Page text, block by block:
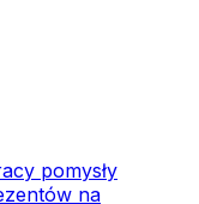
pomysły
na